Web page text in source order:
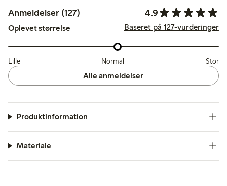
Anmeldelser (127) 4.9
Oplevet størrelse Baseret på 127-vurderinger
Lille Normal Stor
Alle anmeldelser
Produktinformation
Materiale